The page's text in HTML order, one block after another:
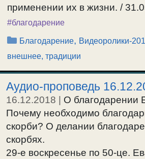
применении их в жизни. /
#благодарение
Рубрики
Благодарение, Видеоролики-
внешнее, традиции
Аудио-проповедь
16.12.2018
О благодарении
Почему необходимо
скорби? О делании
скорбях.
29-е воскресенье по 50-це.